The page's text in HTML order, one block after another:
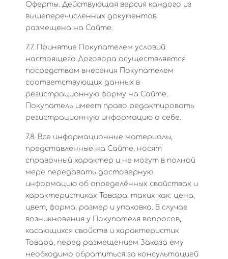
Оферты. Действующая версия каждого из
вышеперечисленных документов
размещена на Сайте.
7.7. Принятие Покупателем условий
настоящего Договора осуществляется
посредством внесения Покупателем
соответствующих данных в
регистрационную форму на Сайте.
Покупатель имеет право редактировать
регистрационную информацию о себе.
7.8. Все информационные материалы,
представленные на Сайте, носят
справочный характер и не могут в полной
мере передавать достоверную
информацию об определённых свойствах и
характеристиках Товара, таких как: цена,
цвет, форма, размер и упаковка. В случае
возникновения у Покупателя вопросов,
касающихся свойств и характеристик
Товара, перед размещением Заказа ему
необходимо обратиться за консультацией